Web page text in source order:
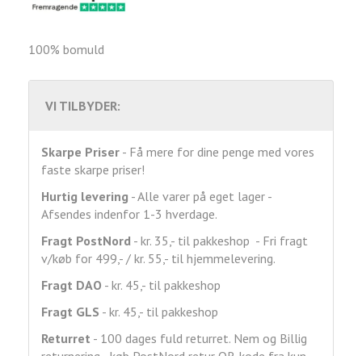
100% bomuld
VI TILBYDER:
Skarpe Priser - Få mere for dine penge med vores
faste skarpe priser!
Hurtig levering - Alle varer på eget lager -
Afsendes indenfor 1-3 hverdage.
Fragt PostNord - kr. 35,- til pakkeshop - Fri fragt
v/køb for 499,- / kr. 55,- til hjemmelevering.
Fragt DAO - kr. 45,- til pakkeshop
Fragt GLS - kr. 45,- til pakkeshop
Returret - 100 dages fuld returret. Nem og Billig